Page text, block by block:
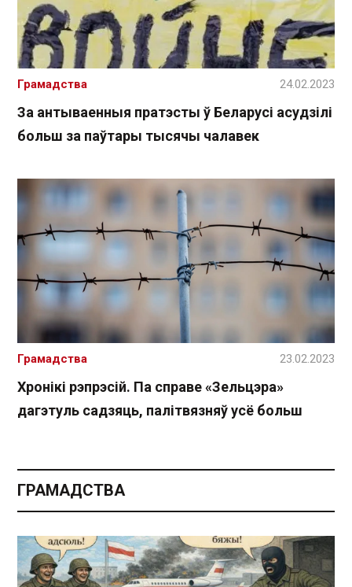
За антываенныя пратэсты ў Беларусі асудзілі
больш за паўтары тысячы чалавек
Грамадства 24.02.2023
Хронікі рэпрэсій. Па справе «Зельцэра»
дагэтуль садзяць, палітвязняў усё больш
Грамадства 23.02.2023
ГРАМАДСТВА